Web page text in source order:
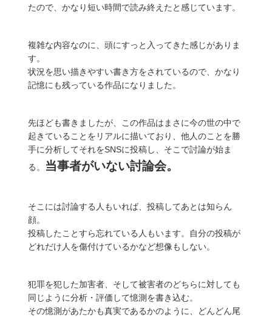
たので、かなり短い時間で読み終えたと感じています。
複雑な内容なのに、頭にすっと入ってきた感じがありま
す。
状況を思い描きやすい書き方をされているので、かなり
記憶にも残っている作品になりました。
先ほども書きましたが、この作品はまさに今の世の中で
起きていることをリアルに描いており、他人のことを勝
手に分析してそれをSNSに投稿し、そこで討論が始ま
る。
当事者がいない討論会。
そこには討論する人もいれば、投稿してあとは知らん
顔。
投稿したことすら忘れている人もいます。自分の投稿が
どれだけ人を傷付けているかなど想像もしない。
犯罪を犯した加害者、そして被害者のどちらに対しても
同じように分析・評価して憶測を書き込む。
その憶測があたかも真実であるかのように、どんどん尾